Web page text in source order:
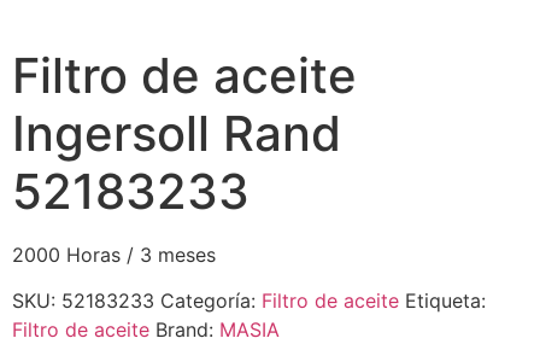
Filtro de aceite
Ingersoll Rand
52183233
2000 Horas / 3 meses
SKU: 52183233 Categoría: Filtro de aceite Etiqueta:
Filtro de aceite Brand: MASIA